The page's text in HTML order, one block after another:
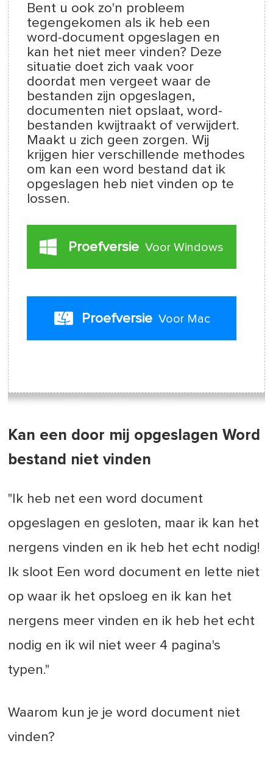
Bent u ook zo'n probleem
tegengekomen als ik heb een
word-document opgeslagen en
kan het niet meer vinden? Deze
situatie doet zich vaak voor
doordat men vergeet waar de
bestanden zijn opgeslagen,
documenten niet opslaat, word-
bestanden kwijtraakt of verwijdert.
Maakt u zich geen zorgen. Wij
krijgen hier verschillende methodes
om kan een word bestand dat ik
opgeslagen heb niet vinden op te
lossen.
Proefversie Voor Windows
Proefversie Voor Mac
Kan een door mij opgeslagen Word
bestand niet vinden
"Ik heb net een word document
opgeslagen en gesloten, maar ik kan het
nergens vinden en ik heb het echt nodig!
Ik sloot Een word document en lette niet
op waar ik het opsloeg en ik kan het
nergens meer vinden en ik heb het echt
nodig en ik wil niet weer 4 pagina's
typen."
Waarom kun je je word document niet
vinden?